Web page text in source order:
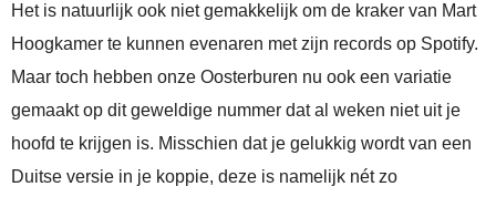
Het is natuurlijk ook niet gemakkelijk om de kraker van Mart
Hoogkamer te kunnen evenaren met zijn records op Spotify.
Maar toch hebben onze Oosterburen nu ook een variatie
gemaakt op dit geweldige nummer dat al weken niet uit je
hoofd te krijgen is. Misschien dat je gelukkig wordt van een
Duitse versie in je koppie, deze is namelijk nét zo